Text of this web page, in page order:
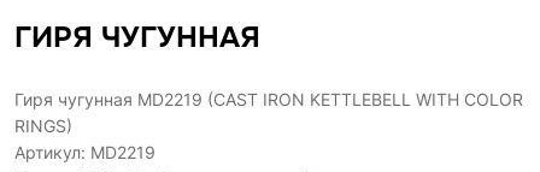
ГИРЯ ЧУГУННАЯ
Гиря чугунная MD2219 (CAST IRON KETTLEBELL WITH COLOR
RINGS)
Артикул: MD2219